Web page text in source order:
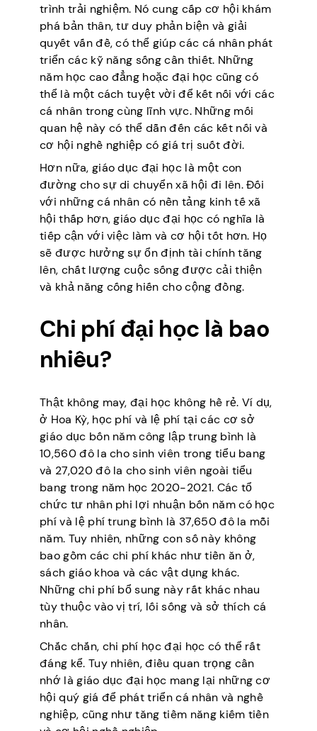
trình trải nghiệm. Nó cung cấp cơ hội khám
phá bản thân, tư duy phản biện và giải
quyết vấn đề, có thể giúp các cá nhân phát
triển các kỹ năng sống cần thiết. Những
năm học cao đẳng hoặc đại học cũng có
thể là một cách tuyệt vời để kết nối với các
cá nhân trong cùng lĩnh vực. Những mối
quan hệ này có thể dẫn đến các kết nối và
cơ hội nghề nghiệp có giá trị suốt đời.
Hơn nữa, giáo dục đại học là một con
đường cho sự di chuyển xã hội đi lên. Đối
với những cá nhân có nền tảng kinh tế xã
hội thấp hơn, giáo dục đại học có nghĩa là
tiếp cận với việc làm và cơ hội tốt hơn. Họ
sẽ được hưởng sự ổn định tài chính tăng
lên, chất lượng cuộc sống được cải thiện
và khả năng cống hiến cho cộng đồng.
Chi phí đại học là bao
nhiêu?
Thật không may, đại học không hề rẻ. Ví dụ,
ở Hoa Kỳ, học phí và lệ phí tại các cơ sở
giáo dục bốn năm công lập trung bình là
10,560 đô la cho sinh viên trong tiểu bang
và 27,020 đô la cho sinh viên ngoài tiểu
bang trong năm học 2020-2021. Các tổ
chức tư nhân phi lợi nhuận bốn năm có học
phí và lệ phí trung bình là 37,650 đô la mỗi
năm. Tuy nhiên, những con số này không
bao gồm các chi phí khác như tiền ăn ở,
sách giáo khoa và các vật dụng khác.
Những chi phí bổ sung này rất khác nhau
tùy thuộc vào vị trí, lối sống và sở thích cá
nhân.
Chắc chắn, chi phí học đại học có thể rất
đáng kể. Tuy nhiên, điều quan trọng cần
nhớ là giáo dục đại học mang lại những cơ
hội quý giá để phát triển cá nhân và nghề
nghiệp, cũng như tăng tiềm năng kiếm tiền